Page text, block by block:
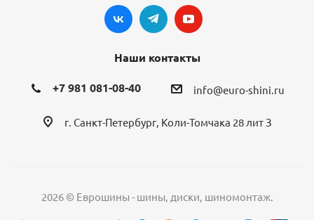
Наши контакты
+7 981 081-08-40 info@euro-shini.ru
г. Санкт-Петербург, Коли-Томчака 28 лит З
2026 © Еврошины - шины, диски, шиномонтаж.